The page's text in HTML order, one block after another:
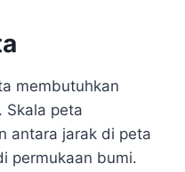
membutuhkan
Skala peta
antara jarak di peta
permukaan bumi.